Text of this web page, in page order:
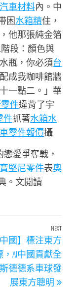
汽車材料內。中
困水箱精住，
他那張純金箔
段：顏色與
瓶，你必須台
成我咖啡館牆
一點二。」華
件違背了宇
件抓著水箱水
零件報價攝
愛爭奪戰，
堅尼零件表奧
。文閱讀
Next
NEXT
中國】標注東方
，AI中國貢獻全
斯德德系車球發
展東方聰明